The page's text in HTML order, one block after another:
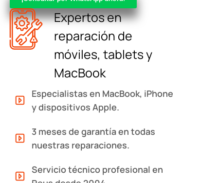
Expertos en
reparación de
móviles, tablets y
MacBook
Especialistas en MacBook, iPhone
y dispositivos Apple.
3 meses de garantía en todas
nuestras reparaciones.
Servicio técnico profesional en